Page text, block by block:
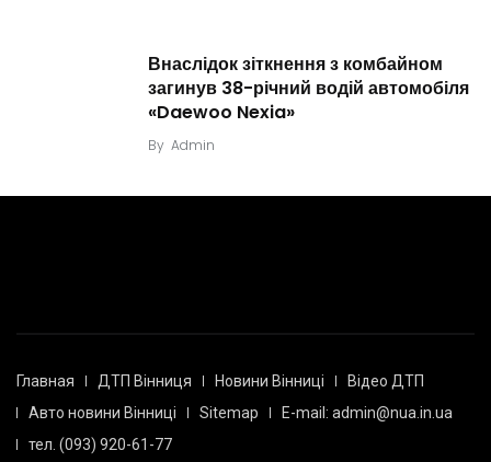
Внаслідок зіткнення з комбайном
загинув 38-річний водій автомобіля
«Daewoo Nexia»
By Admin
Главная ДТП Вінниця Новини Вінниці
Відео ДТП
Авто новини Вінниці
Sitemap
E-mail: admin@nua.in.ua
тел. (093) 920-61-77